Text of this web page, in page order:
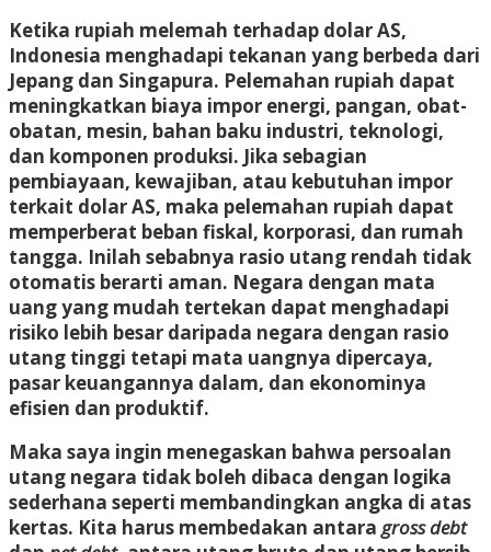
Ketika rupiah melemah terhadap dolar AS,
Indonesia menghadapi tekanan yang berbeda dari
Jepang dan Singapura. Pelemahan rupiah dapat
meningkatkan biaya impor energi, pangan, obat-
obatan, mesin, bahan baku industri, teknologi,
dan komponen produksi. Jika sebagian
pembiayaan, kewajiban, atau kebutuhan impor
terkait dolar AS, maka pelemahan rupiah dapat
memperberat beban fiskal, korporasi, dan rumah
tangga. Inilah sebabnya rasio utang rendah tidak
otomatis berarti aman. Negara dengan mata
uang yang mudah tertekan dapat menghadapi
risiko lebih besar daripada negara dengan rasio
utang tinggi tetapi mata uangnya dipercaya,
pasar keuangannya dalam, dan ekonominya
efisien dan produktif.
Maka saya ingin menegaskan bahwa persoalan
utang negara tidak boleh dibaca dengan logika
sederhana seperti membandingkan angka di atas
kertas. Kita harus membedakan antara gross debt